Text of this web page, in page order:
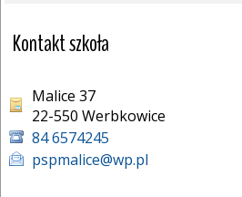
Kontakt szkoła
Malice 37
22-550 Werbkowice
84 6574245
pspmalice@wp.pl